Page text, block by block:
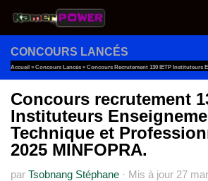
Au dessous du contenu
CONCOURS LANCÉS
Accueil » Concours Lancés » Concours Recrutement 130 IETP Instituteurs
Professionnel 2024-2025 MINFOPRA.
Concours recrutement
Instituteurs
Technique et
2025 MINFOPRA.
par Tsobnang Stéphane · Mis à jour 27